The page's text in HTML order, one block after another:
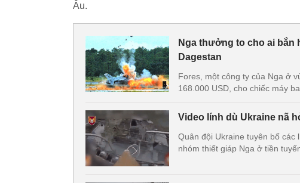
Âu.
Nga thưởng to cho ai bắn
Dagestan
Fores, một công ty của Nga ở
168.000 USD, cho chiếc máy
Video lính dù Ukraine nã
Quân đội Ukraine tuyên bố
nhóm thiết giáp Nga ở tiền